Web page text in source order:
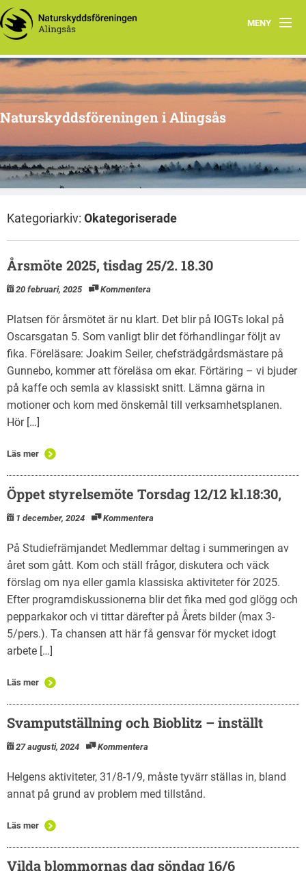
MENY
Aktuellt
Program 2026
Samarbetsprojekt
Om oss
Naturskyddsföreningen i Alingsås
Kategoriarkiv: Okategoriserade
Årsmöte 2025, tisdag 25/2. 18.30
20 februari, 2025 Kommentera
Platsen för årsmötet är nu klart. Det blir på IOGTs lokal på
Oscarsgatan 5. Som vanligt blir det förhandlingar följt av
fika. Föreläsare: Joakim Seiler, chefsträdgårdsmästare på
Gunnebo, kommer att föreläsa om ekar. Förtäring – vi bjuder
på kaffe och semla av klassiskt snitt. Lämna gärna in
motioner och kom med önskemål till verksamhetsplanen.
Hör […]
Läs mer
Öppet styrelsemöte Torsdag 12/12 kl.18:30,
1 december, 2024 Kommentera
På Studiefrämjandet Medlemmar deltag i summeringen av
året som gått. Kom och ställ frågor, diskutera och väck
förslag om nya eller gamla klassiska aktiviteter för 2025.
Efter programdiskussionerna blir det fika med god glögg och
pepparkakor och vi tittar därefter på Årets bilder (max 3-
5/pers.). Ta chansen att här få gensvar för mycket idogt
arbete […]
Läs mer
Svamputställning och Bioblitz – inställt
27 augusti, 2024 Kommentera
Helgens aktiviteter, 31/8-1/9, måste tyvärr ställas in, bland
annat på grund av problem med tillstånd.
Läs mer
Vilda blommornas dag söndag 16/6